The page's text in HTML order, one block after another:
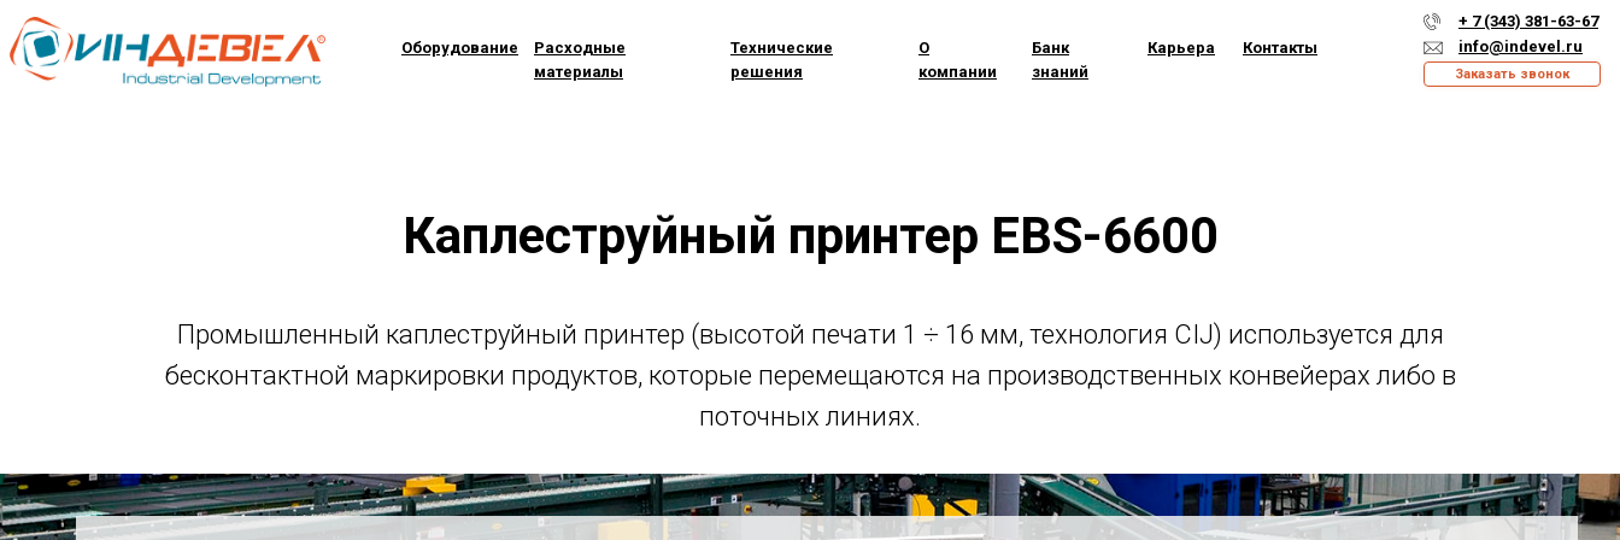
+ 7 (343) 381-63-67
info@indevel.ru
Заказать звонок
Карьера
Оборудование
Технические
решения
Банк
знаний
О
компании
Контакты
Расходные
материалы
Официальный представитель в
Каплеструйный принтер EBS-6600
Промышленный каплеструйный принтер (высотой печати 1 ÷ 16 мм, технология CIJ) используется для
бесконтактной маркировки продуктов, которые перемещаются на производственных конвейерах либо в
поточных линиях.